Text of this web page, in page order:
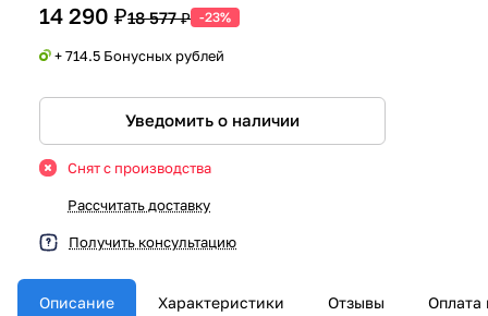
14 290 ₽18 577 ₽ -23%
+ 714.5 Бонусных рублей
Уведомить о наличии
Снят с производства
Рассчитать доставку
Получить консультацию
Описание Характеристики Отзывы Оплата